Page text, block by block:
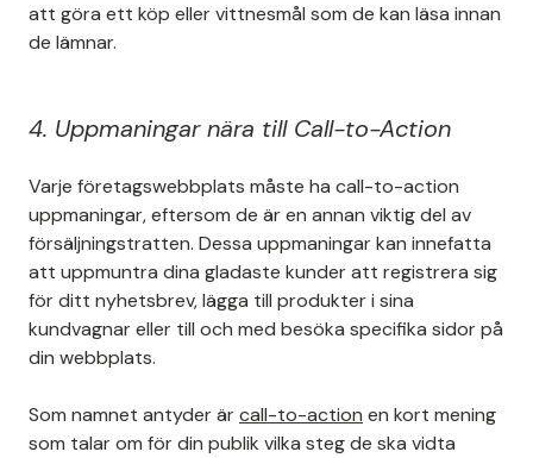
att göra ett köp eller vittnesmål som de kan läsa innan
de lämnar.
4. Uppmaningar nära till Call-to-Action
Varje företagswebbplats måste ha call-to-action
uppmaningar, eftersom de är en annan viktig del av
försäljningstratten. Dessa uppmaningar kan innefatta
att uppmuntra dina gladaste kunder att registrera sig
för ditt nyhetsbrev, lägga till produkter i sina
kundvagnar eller till och med besöka specifika sidor på
din webbplats.
Som namnet antyder ärcall-to-action en kort mening
som talar om för din publik vilka steg de ska vidta